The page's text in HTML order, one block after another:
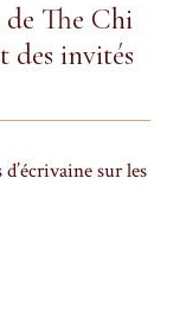
The Chi
des invités
sur les